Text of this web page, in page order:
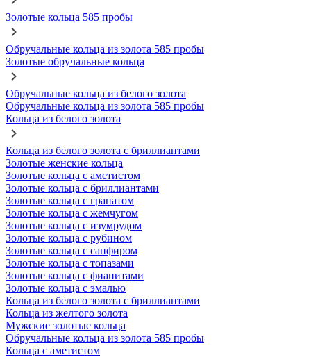
Золотые кольца 585 пробы
Обручальные кольца из золота 585 пробы
Золотые обручальные кольца
Обручальные кольца из белого золота
Обручальные кольца из золота 585 пробы
Кольца из белого золота
Кольца из белого золота с бриллиантами
Золотые женские кольца
Золотые кольца с аметистом
Золотые кольца с бриллиантами
Золотые кольца с гранатом
Золотые кольца с жемчугом
Золотые кольца с изумрудом
Золотые кольца с рубином
Золотые кольца с сапфиром
Золотые кольца с топазами
Золотые кольца с фианитами
Золотые кольца с эмалью
Кольца из белого золота с бриллиантами
Кольца из желтого золота
Мужские золотые кольца
Обручальные кольца из золота 585 пробы
Кольца с аметистом